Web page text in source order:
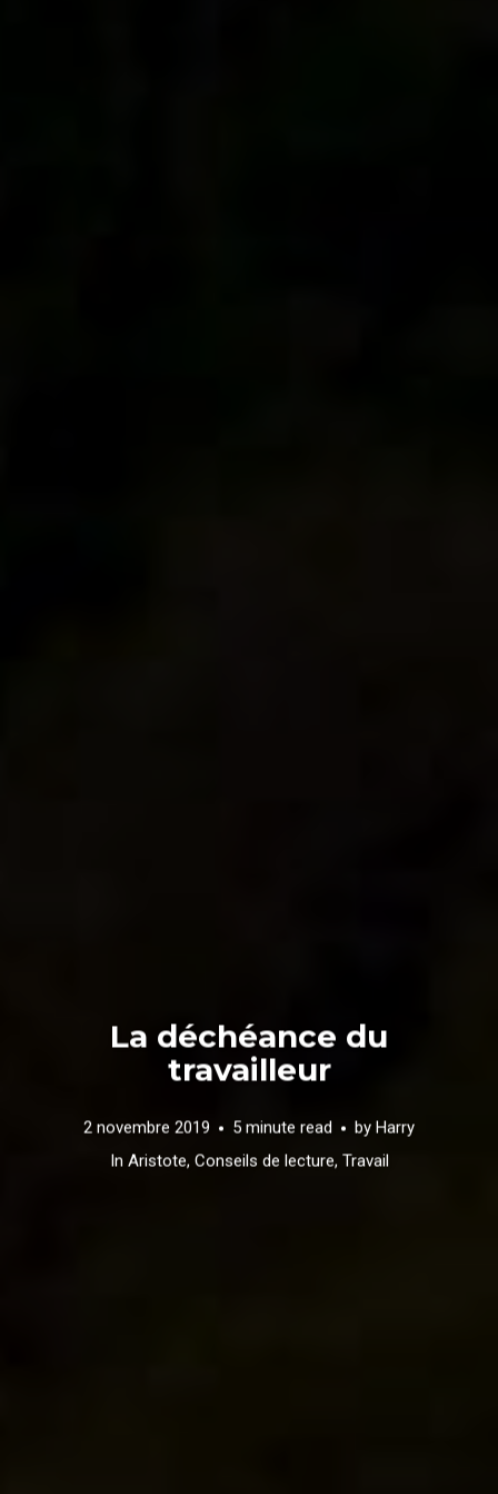
La déchéance du
travailleur
2 novembre 2019 5 minute read by Harry
In Aristote, Conseils de lecture, Travail